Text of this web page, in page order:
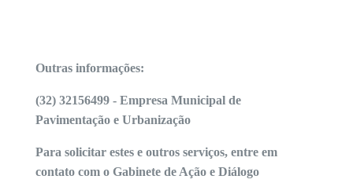
Outras informações:
(32) 32156499 - Empresa Municipal de
Pavimentação e Urbanização
Para solicitar estes e outros serviços, entre em
contato com o Gabinete de Ação e Diálogo